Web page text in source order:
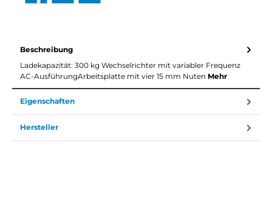
Beschreibung
Ladekapazität: 300 kg Wechselrichter mit variabler Frequenz
AC-AusführungArbeitsplatte mit vier 15 mm Nuten Mehr
Eigenschaften
Hersteller